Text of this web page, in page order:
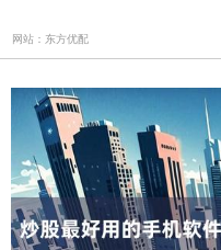
网站：东方优配